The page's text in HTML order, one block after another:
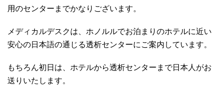
用のセンターまでかなりございます。
メディカルデスクは、ホノルルでお泊まりのホテルに近い
安心の日本語の通じる透析センターにご案内しています。
もちろん初日は、ホテルから透析センターまで日本人がお
送りいたします。